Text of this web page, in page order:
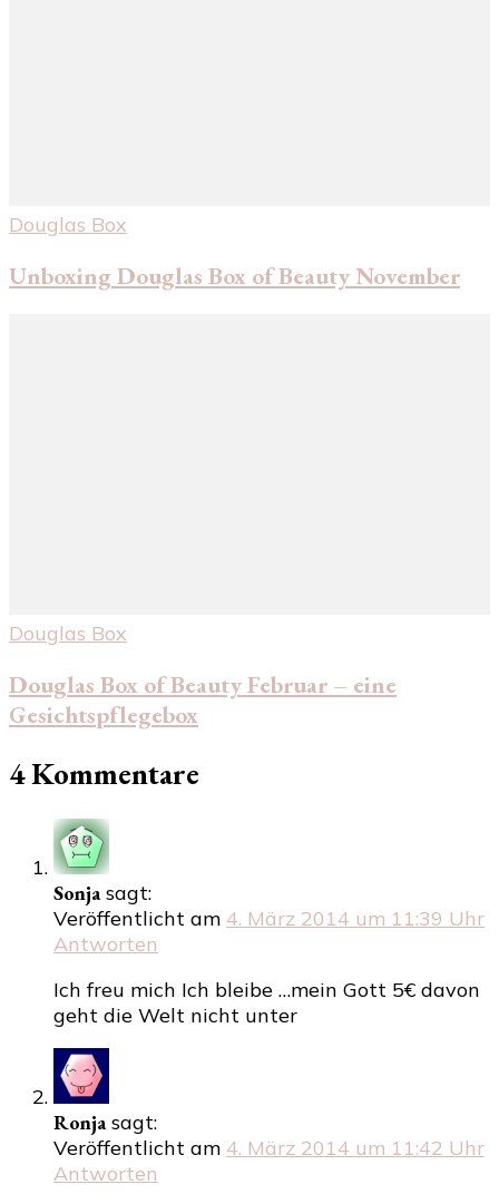
Douglas Box
Unboxing Douglas Box of Beauty November
Douglas Box
Douglas Box of Beauty Februar – eine
Gesichtspflegebox
4 Kommentare
Sonja sagt:
Veröffentlicht am 4. März 2014 um 11:39 Uhr
Antworten
Ich freu mich Ich bleibe …mein Gott 5€ davon
geht die Welt nicht unter
Ronja sagt:
Veröffentlicht am 4. März 2014 um 11:42 Uhr
Antworten